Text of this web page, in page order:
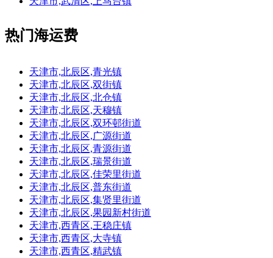
热门海运费
天津市,北辰区,青光镇
天津市,北辰区,双街镇
天津市,北辰区,北仓镇
天津市,北辰区,天穆镇
天津市,北辰区,双环邨街道
天津市,北辰区,广源街道
天津市,北辰区,青源街道
天津市,北辰区,瑞景街道
天津市,北辰区,佳荣里街道
天津市,北辰区,普东街道
天津市,北辰区,集贤里街道
天津市,北辰区,果园新村街道
天津市,西青区,王稳庄镇
天津市,西青区,大寺镇
天津市,西青区,精武镇